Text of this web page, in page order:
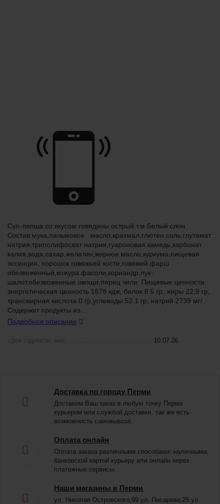
Суп-лапша со вкусом говядины острый т.м Белый слон
Состав:мука,пальмовое масло,крахмал,глютен,соль,глутамат
натрия,триполифосват натрия,гуароновая камедь,карбонат
калия,вода,сахар,желатин,жирное масло,куркума,пищевая
эссенция, порошок говяжьей кости,говяжий фарш
обезвоженный,кожура фасоли,кориандр,лук-
шалот,обезвоженные овощи,перец чили. Пищевые ценности:
энергетическая ценность 1878 кдж, белок 8.5 гр, жиры 22,9 гр,
трансжирная кислота 0 гр,углеводы 52.1 гр, натрий 2739 мг/
Содержит продукты из...
Подробное описание
срок годности, мес. 10.07.26
Доставка по городу Перми
Доставим Ваш заказ в любую точку Перми
курьером или службой доставки, так же есть
возможность самовывоза.
Оплата онлайн
Оплата заказа различными способами: наличными,
банковской картой курьеру или онлайн через
платежные сервисы.
Наши магазины в Перми
ул. Николая Островского,99 ул. Писарева,25 ул.